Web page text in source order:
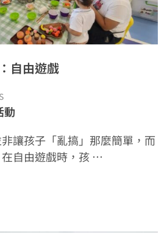
自由遊戲
動
讓孩子「亂搞」那麼簡單，而
自由遊戲時，孩 …